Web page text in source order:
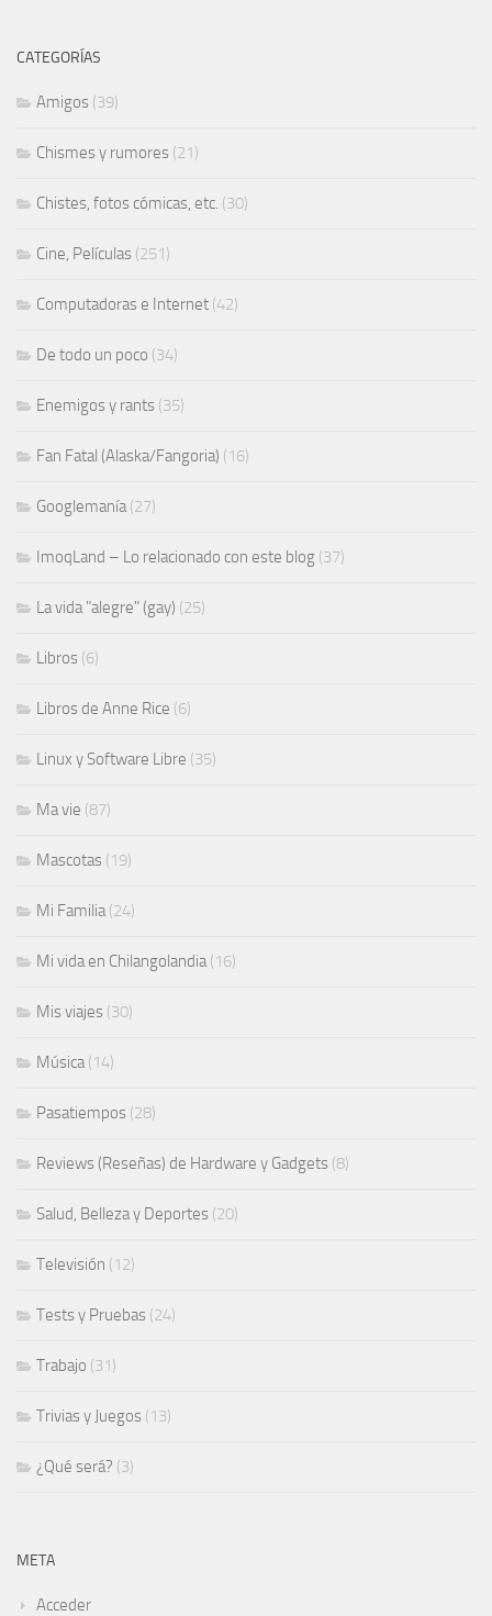
CATEGORÍAS
Amigos (39)
Chismes y rumores (21)
Chistes, fotos cómicas, etc. (30)
Cine, Películas (251)
Computadoras e Internet (42)
De todo un poco (34)
Enemigos y rants (35)
Fan Fatal (Alaska/Fangoria) (16)
Googlemanía(27)
ImoqLand – Lo relacionado con este blog (37)
La vida "alegre" (gay) (25)
Libros (6)
Libros de Anne Rice (6)
Linux y Software Libre (35)
Ma vie (87)
Mascotas (19)
Mi Familia(24)
Mi vida en Chilangolandia(16)
Mis viajes (30)
Música(14)
Pasatiempos (28)
Reviews (Reseñas) de Hardware y Gadgets (8)
Salud, Belleza y Deportes (20)
Televisión (12)
Tests y Pruebas (24)
Trabajo (31)
Trivias y Juegos (13)
¿Qué será? (3)
META
Acceder